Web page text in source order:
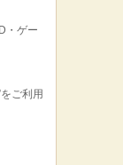
・ゲー
ご利用